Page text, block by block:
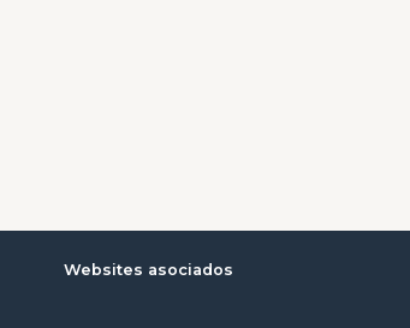
Websites asociados